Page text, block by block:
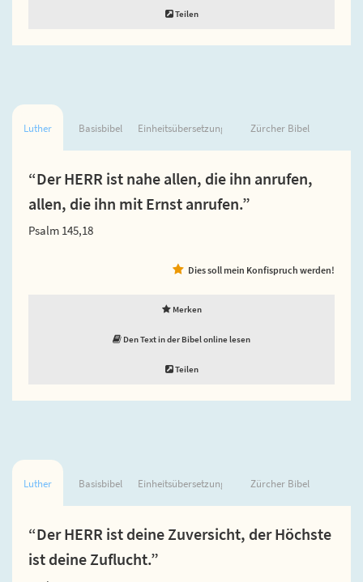
Teilen
Luther Basisbibel Einheitsübersetzung Zürcher Bibel
“Der HERR ist nahe allen, die ihn anrufen,
allen, die ihn mit Ernst anrufen.”
Psalm 145,18
Dies soll mein Konfispruch werden!
Merken
Den Text in der Bibel online lesen
Teilen
Luther Basisbibel Einheitsübersetzung Zürcher Bibel
“Der HERR ist deine Zuversicht, der Höchste
ist deine Zuflucht.”